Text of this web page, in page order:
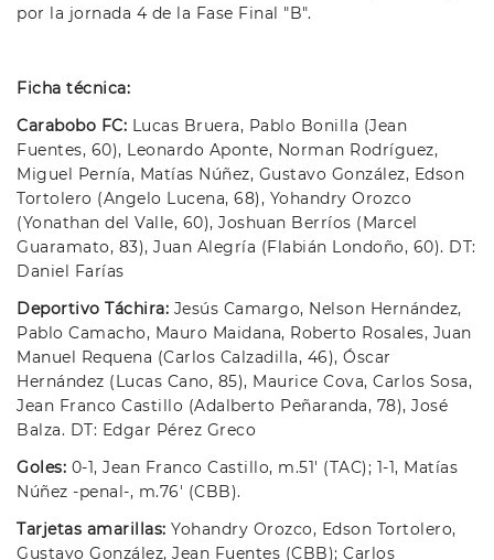
por la jornada 4 de la Fase Final "B".
Ficha técnica:
Carabobo FC: Lucas Bruera, Pablo Bonilla (Jean
Fuentes, 60), Leonardo Aponte, Norman Rodríguez,
Miguel Pernía, Matías Núñez, Gustavo González, Edson
Tortolero (Angelo Lucena, 68), Yohandry Orozco
(Yonathan del Valle, 60), Joshuan Berríos (Marcel
Guaramato, 83), Juan Alegría (Flabián Londoño, 60). DT:
Daniel Farías
Deportivo Táchira: Jesús Camargo, Nelson Hernández,
Pablo Camacho, Mauro Maidana, Roberto Rosales, Juan
Manuel Requena (Carlos Calzadilla, 46), Óscar
Hernández (Lucas Cano, 85), Maurice Cova, Carlos Sosa,
Jean Franco Castillo (Adalberto Peñaranda, 78), José
Balza. DT: Edgar Pérez Greco
Goles: 0-1, Jean Franco Castillo, m.51′ (TAC); 1-1, Matías
Núñez -penal-, m.76′ (CBB).
Tarjetas amarillas: Yohandry Orozco, Edson Tortolero,
Gustavo González, Jean Fuentes (CBB); Carlos